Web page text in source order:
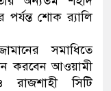
শোক র‌্যালি
সমাধিতে
করবেন আওয়ামী
রাজশাহী সিটি